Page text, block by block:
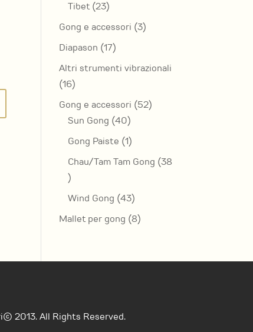
Tibet 2323
prodotti
Gong e accessori 33
Diapason 1717
prodotti
Altri strumenti vibrazionali
1616
Gong e accessori 5252
Sun Gong 4040
prodotti
Gong Paiste 11
prodotto
Chau/Tam Tam Gong 38
38
prodotti
Wind Gong 4343
prodotti
Mallet per gong 88
2013. All Rights Reserved.